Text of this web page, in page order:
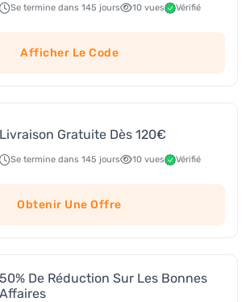
Se termine dans 145 jours 10 vues Vérifié
Afficher Le Code
Livraison Gratuite Dès 120€
Se termine dans 145 jours 10 vues Vérifié
Obtenir Une Offre
50% De Réduction Sur Les Bonnes
Affaires